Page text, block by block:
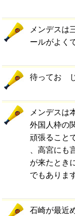
メンデスは
ールがよく
待ってお
メンデスは
外国人枠の
頑張ること
、高宮にも
が来たとき
でもありま
石崎が最近